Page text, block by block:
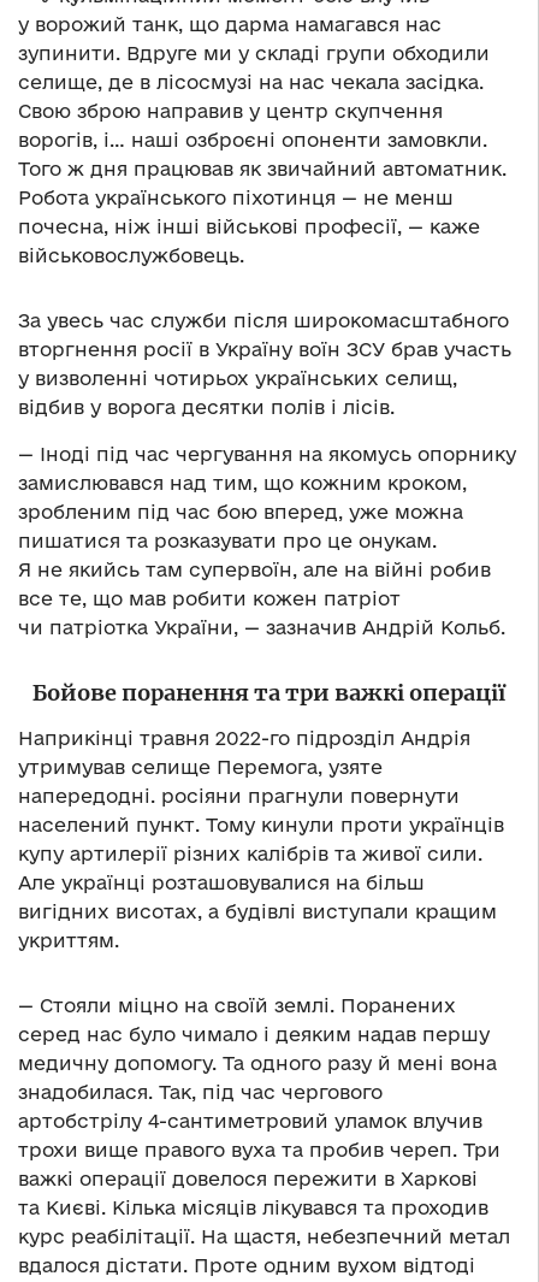
у ворожий танк, що дарма намагався нас
зупинити. Вдруге ми у складі групи обходили
селище, де в лісосмузі на нас чекала засідка.
Свою зброю направив у центр скупчення
ворогів, і… наші озброєні опоненти замовкли.
Того ж дня працював як звичайний автоматник.
Робота українського піхотинця — не менш
почесна, ніж інші військові професії, — каже
військовослужбовець.
За увесь час служби після широкомасштабного
вторгнення росії в Україну воїн ЗСУ брав участь
у визволенні чотирьох українських селищ,
відбив у ворога десятки полів і лісів.
— Іноді під час чергування на якомусь опорнику
замислювався над тим, що кожним кроком,
зробленим під час бою вперед, уже можна
пишатися та розказувати про це онукам.
Я не якийсь там супервоїн, але на війні робив
все те, що мав робити кожен патріот
чи патріотка України, — зазначив Андрій Кольб.
Бойове поранення та три важкі операції
Наприкінці травня 2022-го підрозділ Андрія
утримував селище Перемога, узяте
напередодні. росіяни прагнули повернути
населений пункт. Тому кинули проти українців
купу артилерії різних калібрів та живої сили.
Але українці розташовувалися на більш
вигідних висотах, а будівлі виступали кращим
укриттям.
— Стояли міцно на своїй землі. Поранених
серед нас було чимало і деяким надав першу
медичну допомогу. Та одного разу й мені вона
знадобилася. Так, під час чергового
артобстрілу 4-сантиметровий уламок влучив
трохи вище правого вуха та пробив череп. Три
важкі операції довелося пережити в Харкові
та Києві. Кілька місяців лікувався та проходив
курс реабілітації. На щастя, небезпечний метал
вдалося дістати. Проте одним вухом відтоді